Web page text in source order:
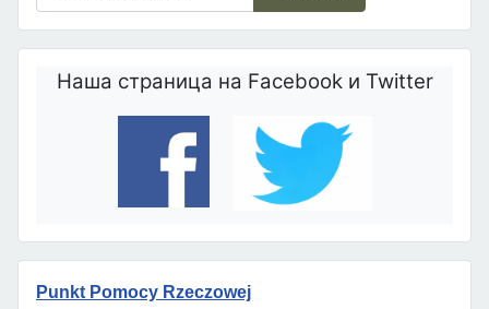
Наша страница на Facebook и Twitter
Punkt Pomocy Rzeczowej